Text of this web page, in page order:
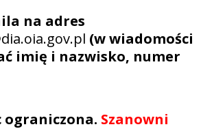
na adres
(w wiadomości
imię i nazwisko, numer
ograniczona. Szanowni